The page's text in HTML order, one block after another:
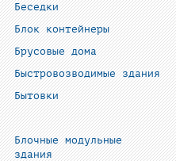
Беседки
Блок контейнеры
Брусовые дома
Быстровозводимые здания
Бытовки
Блочные модульные
здания